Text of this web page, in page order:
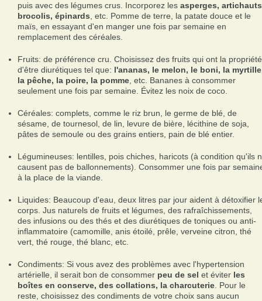
puis avec des légumes crus. Incorporez les asperges,
brocolis, épinards , etc. Pomme de terre, la patate douce et le
maïs, en essayant d'en manger une fois par semaine en
remplacement des céréales.
Fruits: de préférence cru. Choisissez des fruits qui ont la propriété
d'être diurétiques tel que: l'ananas, le melon, le boni, la
la pêche, la poire, la pomme , etc. Bananes à consommer
seulement une fois par semaine. Évitez les noix de coco.
Céréales: complets, comme le riz brun, le germe de blé, de
sésame, de tournesol, de lin, levure de bière, lécithine de soja,
pâtes de semoule ou des grains entiers, pain de blé entier.
Légumineuses: lentilles, pois chiches, haricots (à condition qu'ils
causent pas de ballonnements). Consommer une fois par
à la place de la viande.
Liquides: Beaucoup d'eau, deux litres par jour aident à détoxifier
corps. Jus naturels de fruits et légumes, des rafraîchissements,
des infusions ou des thés et des diurétiques de toniques ou anti-
inflammatoire (camomille, anis étoilé, prêle, verveine citron, thé
vert, thé rouge, thé blanc, etc.
Condiments: Si vous avez des problèmes avec l'hypertension
artérielle, il serait bon de consommer peu de sel et éviter les
boîtes en conserve, des collations, la charcuterie . Pour le
reste, choisissez des condiments de votre choix sans aucun